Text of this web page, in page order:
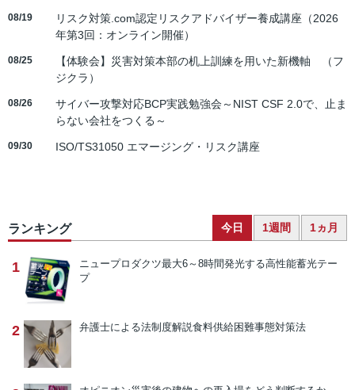
08/19
リスク対策.com認定リスクアドバイザー養成講座（2026
年第3回：オンライン開催）
08/25
【体験会】災害対策本部の机上訓練を用いた新機軸 （フ
ジクラ）
08/26
サイバー攻撃対応BCP実践勉強会～NIST CSF 2.0で、止ま
らない会社をつくる～
09/30 ISO/TS31050 エマージング・リスク講座
ランキング 今日 1週間 1ヵ月
1 ニュープロダクツ最大6～8時間発光する高性能蓄光テー
プ
2 弁護士による法制度解説食料供給困難事態対策法